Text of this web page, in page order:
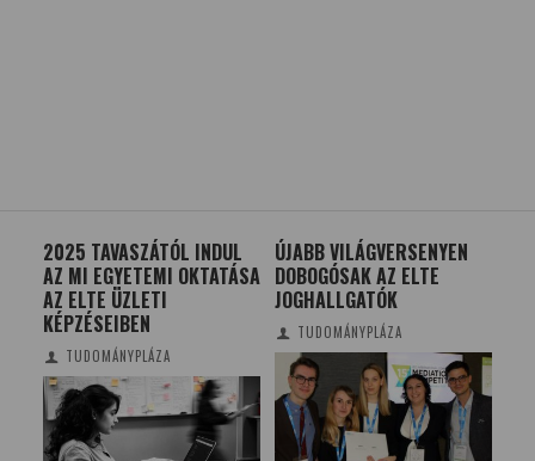
ÚJABB VILÁGVERSENYEN
DOBOGÓSAK AZ ELTE
JOGHALLGATÓK
TUDOMÁNYPLÁZA
MAGYAR NOBEL-DÍJASOK –
I. RÉSZ
FÖLDESI KATALIN